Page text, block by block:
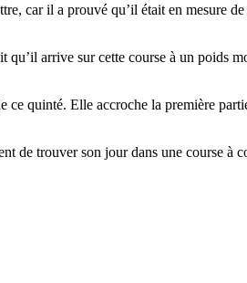
car il a prouvé qu’il était en mesure
qu’il arrive sur cette course à un poids
ce quinté. Elle accroche la première
de trouver son jour dans une course à